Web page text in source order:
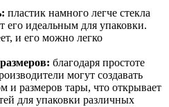
пластик намного легче стекла
его идеальным для упаковки.
и его можно легко
благодаря простоте
могут создавать
и размеров тары, что открывает
для упаковки различных